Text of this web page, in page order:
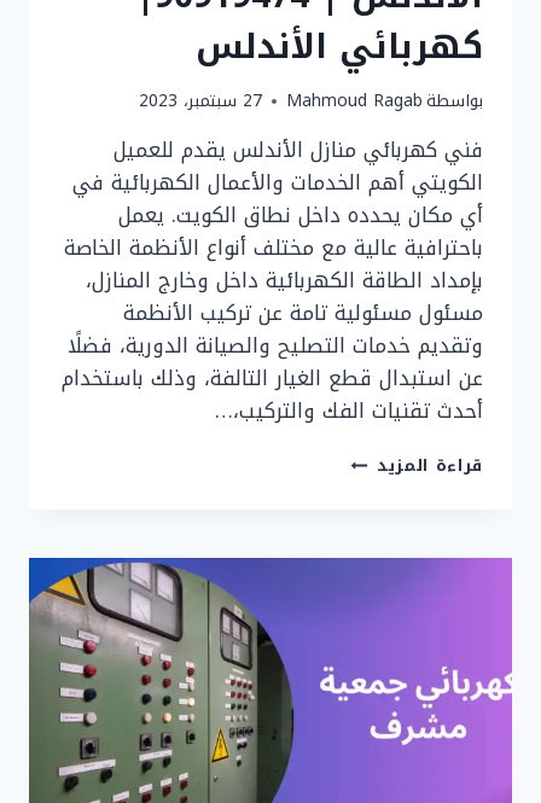
كهربائي الأندلس
بواسطةMahmoud Ragab 27 سبتمبر، 2023
فني كهربائي منازل الأندلس يقدم للعميل
الكويتي أهم الخدمات والأعمال الكهربائية في
أي مكان يحدده داخل نطاق الكويت. يعمل
باحترافية عالية مع مختلف أنواع الأنظمة الخاصة
بإمداد الطاقة الكهربائية داخل وخارج المنازل،
مسئول مسئولية تامة عن تركيب الأنظمة
وتقديم خدمات التصليح والصيانة الدورية، فضلًا
عن استبدال قطع الغيار التالفة، وذلك باستخدام
أحدث تقنيات الفك والتركيب،…
قراءة المزيد رقم
الأندلس
الأندلس